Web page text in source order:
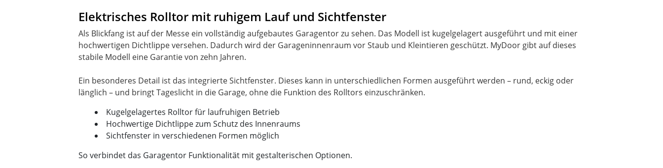
Elektrisches Rolltor mit ruhigem Lauf und Sichtfenster
Als Blickfang ist auf der Messe ein vollständig aufgebautes Garagentor zu sehen. Das Modell ist kugelgelagert ausgeführt und mit einer
hochwertigen Dichtlippe versehen. Dadurch wird der Garageninnenraum vor Staub und Kleintieren geschützt. MyDoor gibt auf dieses
stabile Modell eine Garantie von zehn Jahren.
Ein besonderes Detail ist das integrierte Sichtfenster. Dieses kann in unterschiedlichen Formen ausgeführt werden – rund, eckig oder
Kugelgelagertes Rolltor für laufruhigen Betrieb
Hochwertige Dichtlippe zum Schutz des Innenraums
Sichtfenster in verschiedenen Formen möglich
So verbindet das Garagentor Funktionalität mit gestalterischen Optionen.